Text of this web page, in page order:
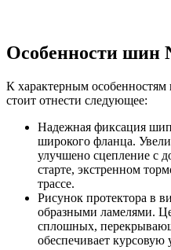
Особенности шин
К характерным
стоит отнести следующее:
Надежная фиксация
широкого фланца.
улучшено сцепление с
старте, экстренном
трассе.
Рисунок протектора в
образными ламелями.
сплошных,
обеспечивает курсовую